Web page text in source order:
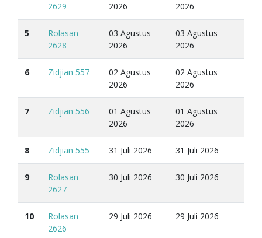
2629
2026
2026
5
Rolasan
2628
03 Agustus
2026
03 Agustus
2026
6 Zidjian 557
02 Agustus
2026
02 Agustus
2026
7 Zidjian 556
01 Agustus
2026
01 Agustus
2026
8 Zidjian 555 31 Juli 2026 31 Juli 2026
9
Rolasan
2627
30 Juli 2026 30 Juli 2026
10
Rolasan
2626
29 Juli 2026 29 Juli 2026